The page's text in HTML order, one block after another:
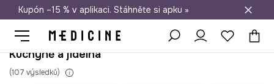
Doprava zdarma při nákupu nad 1 200 Kč
Kupón –15 % v aplikaci. Stáhněte si apku »
Kuchyně a jídelna
(107 výsledků)